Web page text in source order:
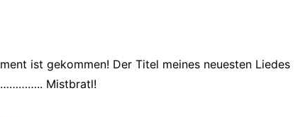
ist gekommen! Der Titel meines neuesten Liedes
Mistbratl!